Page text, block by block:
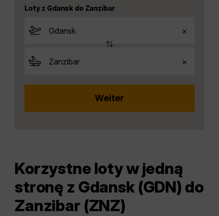
Loty z Gdansk do Zanzibar
Korzystne loty w jedną
stronę z Gdansk (GDN) do
Zanzibar (ZNZ)